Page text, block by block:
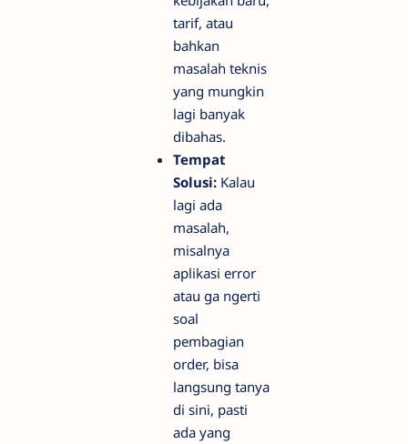
tarif, atau
bahkan
masalah teknis
yang mungkin
lagi banyak
dibahas.
Tempat
Solusi: Kalau
lagi ada
masalah,
misalnya
aplikasi error
atau ga ngerti
soal
pembagian
order, bisa
langsung tanya
di sini, pasti
ada yang